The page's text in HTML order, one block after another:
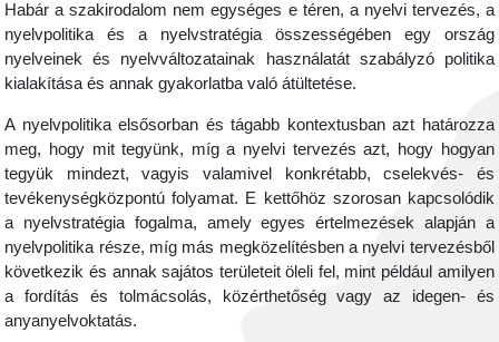
Habár a szakirodalom nem egységes e téren, a nyelvi tervezés, a
nyelvpolitika és a nyelvstratégia összességében egy ország
nyelveinek és nyelvváltozatainak használatát szabályzó politika
kialakítása és annak gyakorlatba való átültetése.
A nyelvpolitika elsősorban és tágabb kontextusban azt határozza
meg, hogy mit tegyünk, míg a nyelvi tervezés azt, hogy hogyan
tegyük mindezt, vagyis valamivel konkrétabb, cselekvés- és
tevékenységközpontú folyamat. E kettőhöz szorosan kapcsolódik
a nyelvstratégia fogalma, amely egyes értelmezések alapján a
nyelvpolitika része, míg más megközelítésben a nyelvi tervezésből
következik és annak sajátos területeit öleli fel, mint például amilyen
a fordítás és tolmácsolás, közérthetőség vagy az idegen- és
anyanyelvoktatás.